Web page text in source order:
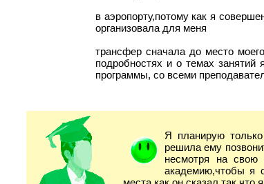
в аэропорту,потому как я
организовала для меня
трансфер сначала до место
подробностях и о темах занятий
программы, со всеми
Я планирую
решила ему
несмотря на свою
академию,чтобы я